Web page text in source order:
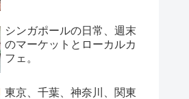
シンガポールの日常、週末
のマーケットとローカルカ
フェ。
東京、千葉、神奈川、関東